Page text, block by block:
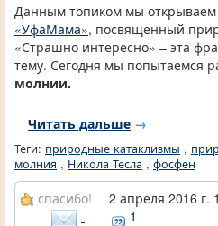
Данным топиком мы открываем
«УфаМама», посвященный
«Страшно интересно» – эта
тему. Сегодня мы попытаемся
молнии.
Читать дальше →
Теги: природные катаклизмы ,
молния , Никола Тесла , фосфен
спасибо! 2 апреля 2016 г.
1